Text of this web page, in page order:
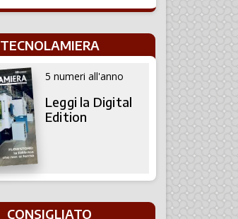
TECNOLAMIERA
5 numeri all'anno
Leggi la Digital
Edition
CONSIGLIATO